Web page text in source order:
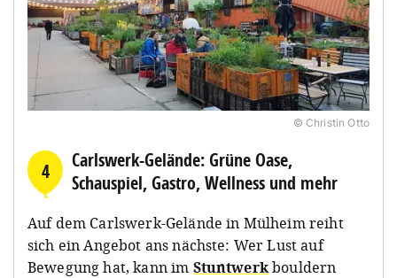
© Christin Otto
4
Carlswerk-Gelände: Grüne Oase,
Schauspiel, Gastro, Wellness und mehr
Auf dem Carlswerk-Gelände in Mülheim reiht
sich ein Angebot ans nächste: Wer Lust auf
Bewegung hat, kann im Stuntwerkbouldern